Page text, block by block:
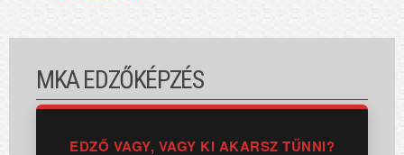
MKA EDZŐKÉPZÉS
EDZŐ VAGY, VAGY KI AKARSZ TŰNNI?